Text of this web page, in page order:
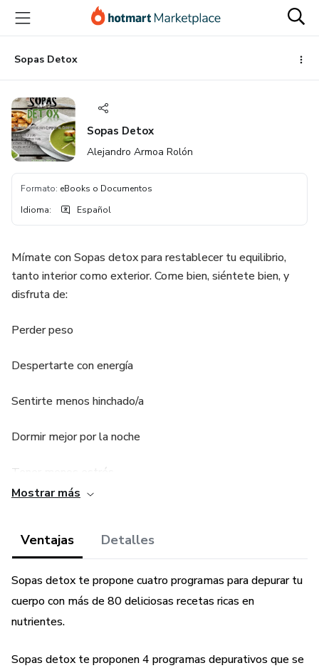
principal
página
de
página
Sopas Detox
Sopas Detox
Alejandro Armoa Rolón
Formato: eBooks o Documentos
Idioma: Español
Mímate con Sopas detox para restablecer tu equilibrio,
tanto interior como exterior. Come bien, siéntete bien, y
disfruta de:
Perder peso
Despertarte con energía
Sentirte menos hinchado/a
Dormir mejor por la noche
Tener menos estrés
Volver a sentirte a gusto con tu cuerpo
Mostrar más
Ventajas Detalles
Sopas detox te propone cuatro programas para depurar tu
cuerpo con más de 80 deliciosas recetas ricas en
nutrientes.
Sopas detox te proponen 4 programas depurativos que se